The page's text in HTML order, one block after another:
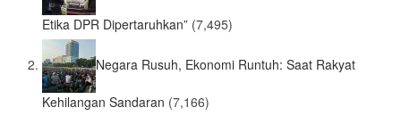
Etika DPR Dipertaruhkan” (7,495)
Negara Rusuh, Ekonomi Runtuh: Saat Rakyat
Kehilangan Sandaran (7,166)